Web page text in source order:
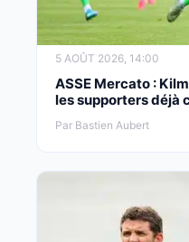
5 AOÛT 2026, 14:00
ASSE Mercato :
les supporters déjà
Par Bastien Aubert